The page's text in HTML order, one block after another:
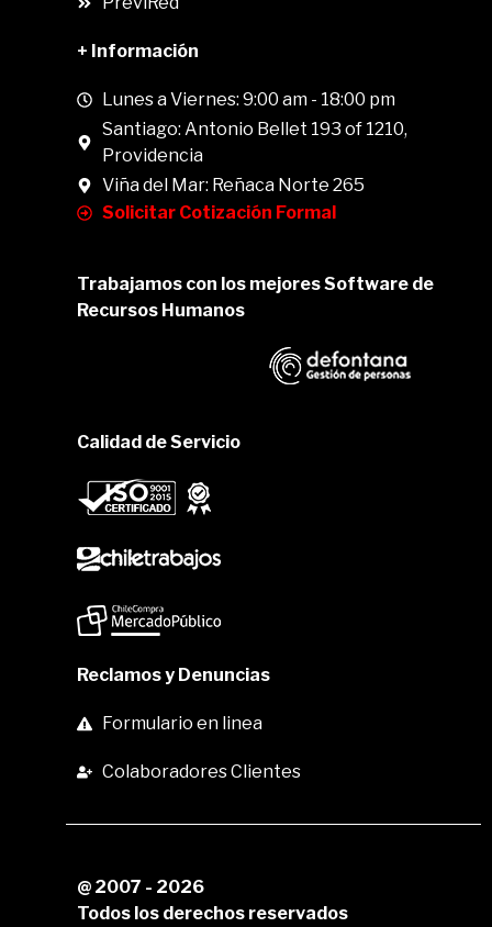
+ Información
Lunes a Viernes: 9:00 am - 18:00 pm
Santiago: Antonio Bellet 193 of 1210,
Providencia
Viña del Mar: Reñaca Norte 265
Solicitar Cotización Formal
Trabajamos con los mejores Software de
Recursos Humanos
Calidad de Servicio
Reclamos y Denuncias
Formulario en linea
Colaboradores Clientes
@ 2007 - 2026
Todos los derechos reservados